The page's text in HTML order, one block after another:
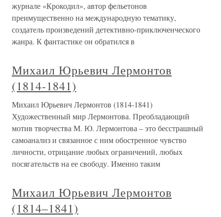
журнале «Крокодил», автор фельетонов
преимущественно на международную тематику,
создатель произведений детективно-приключенческого
жанра. К фантастике он обратился в
Михаил Юрьевич Лермонтов
(1814-1841)
Михаил Юрьевич Лермонтов (1814-1841)
Художественный мир Лермонтова. Преобладающий
мотив творчества М. Ю. Лермонтова – это бесстрашный
самоанализ и связанное с ним обостренное чувство
личности, отрицание любых ограничений, любых
посягательств на ее свободу. Именно таким
Михаил Юрьевич Лермонтов
(1814–1841)